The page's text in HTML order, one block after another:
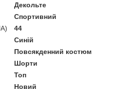
Декольте
Спортивний
44
Синій
Повсякденний костюм
Шорти
Топ
Новий